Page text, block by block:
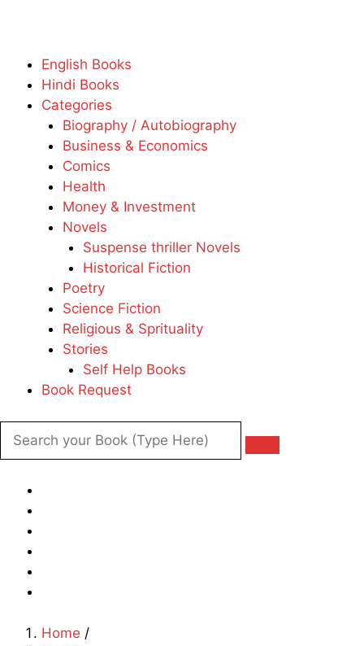
English Books
Hindi Books
Categories
Biography / Autobiography
Business & Economics
Comics
Health
Money & Investment
Novels
Suspense thriller Novels
Historical Fiction
Poetry
Science Fiction
Religious & Sprituality
Stories
Self Help Books
Book Request
Home /